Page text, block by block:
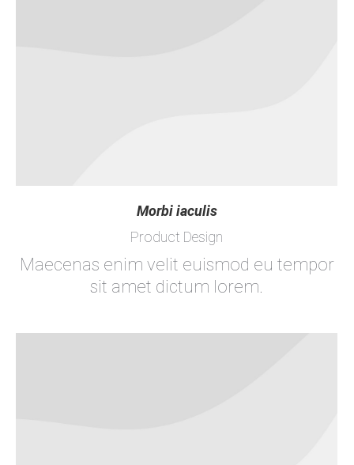
Morbi iaculis
Product Design
Maecenas enim velit euismod eu tempor
sit amet dictum lorem.